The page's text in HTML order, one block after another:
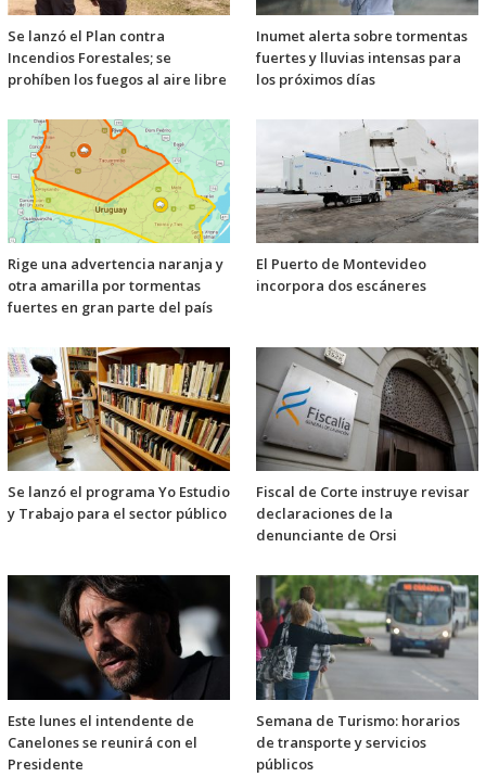
Se lanzó el Plan contra
Incendios Forestales; se
prohíben los fuegos al aire libre
Inumet alerta sobre tormentas
fuertes y lluvias intensas para
los próximos días
Rige una advertencia naranja y
otra amarilla por tormentas
fuertes en gran parte del país
El Puerto de Montevideo
incorpora dos escáneres
Se lanzó el programa Yo Estudio
y Trabajo para el sector público
Fiscal de Corte instruye revisar
declaraciones de la
denunciante de Orsi
Este lunes el intendente de
Canelones se reunirá con el
Presidente
Semana de Turismo: horarios
de transporte y servicios
públicos